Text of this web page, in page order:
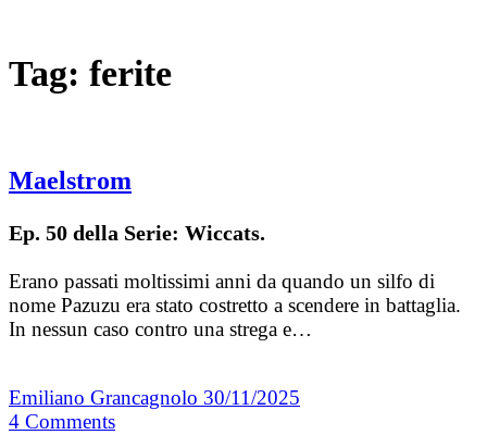
Tag: ferite
Maelstrom
Ep. 50 della Serie: Wiccats.
Erano passati moltissimi anni da quando un silfo di
nome Pazuzu era stato costretto a scendere in battaglia.
In nessun caso contro una strega e…
Emiliano Grancagnolo 30/11/2025
4 Comments